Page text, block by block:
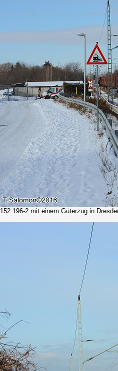
152 196-2 mit einem Güterzug in